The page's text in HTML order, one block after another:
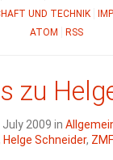
UND TECHNIK
ATOM
RSS
zu
2009 in
Helge Schneider, ZMF